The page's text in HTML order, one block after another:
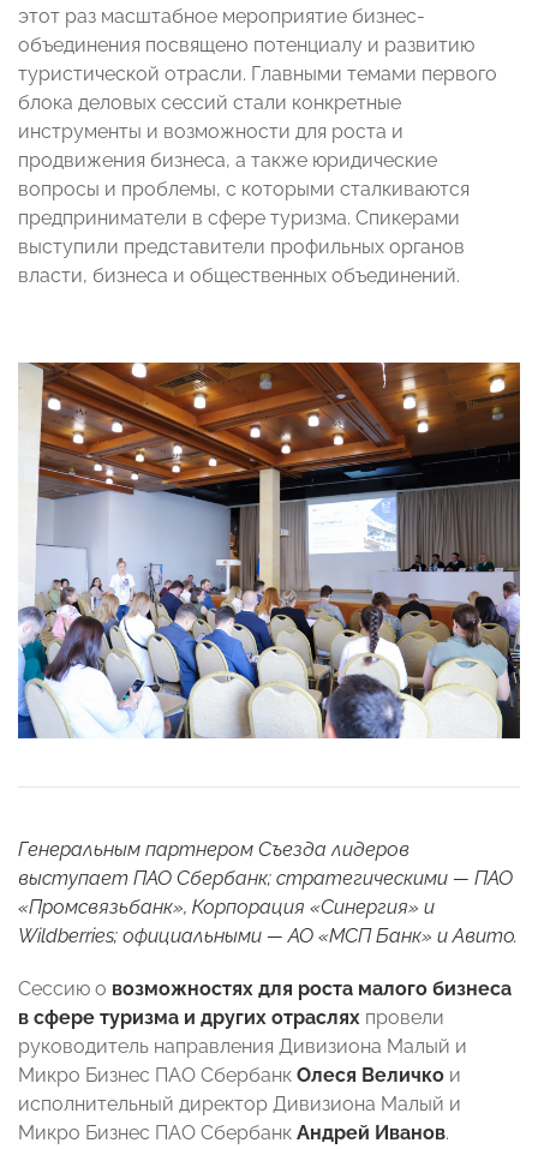
этот раз масштабное мероприятие бизнес-
объединения посвящено потенциалу и развитию
туристической отрасли. Главными темами первого
блока деловых сессий стали конкретные
инструменты и возможности для роста и
продвижения бизнеса, а также юридические
вопросы и проблемы, с которыми сталкиваются
предприниматели в сфере туризма. Спикерами
выступили представители профильных органов
власти, бизнеса и общественных объединений.
Генеральным партнером Съезда лидеров
выступает ПАО Сбербанк; стратегическими — ПАО
«Промсвязьбанк», Корпорация «Синергия» и
Wildberries; официальными — АО «МСП Банк» и Авито.
Сессию о возможностях для роста малого бизнеса
в сфере туризма и других отраслях провели
руководитель направления Дивизиона Малый и
Микро Бизнес ПАО Сбербанк Олеся Величко и
исполнительный директор Дивизиона Малый и
Микро Бизнес ПАО Сбербанк Андрей Иванов.